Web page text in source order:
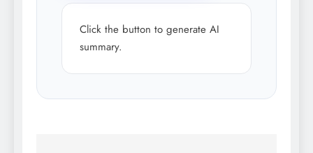
Click the button to generate AI
summary.